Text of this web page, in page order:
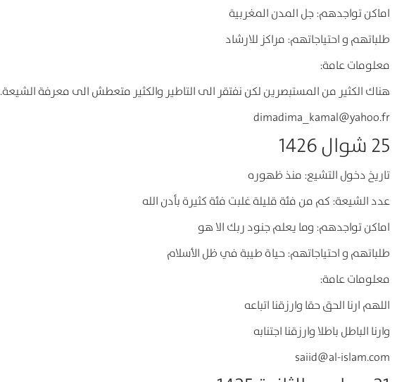
اماكن تواجدهم: جل المدن المغربية
طلباتهم و احتياجاتهم: مراكز للارشاد
معلومات عامة:
هناك الكثير من المستبصرين لكن نفتقر الى التاطير والكثير متعطش الى معرفة الشيعة.
dimadima_kamal@yahoo.fr
25 شوال 1426
تاريخ دخول التشيع: منذ ظهوره
عدد الشيعة: كم من فئة قليلة غلبت فئة كثيرة بأدن الله
اماكن تواجدهم: وما يعلم جنود ربك الا هو
طلباتهم و احتياجاتهم: حياة طيبة في ظل الأسلام
معلومات عامة:
اللهم ارنا الحق حقا وارزقنا اتباعه
وارنا الباطل باطلا وارزقنا اجتنابه
saiid@al-islam.com